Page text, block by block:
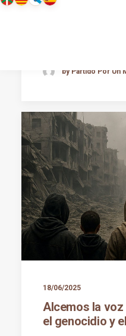
by Partido Por Un
18/06/2025
Alcemos la
el genocidio y